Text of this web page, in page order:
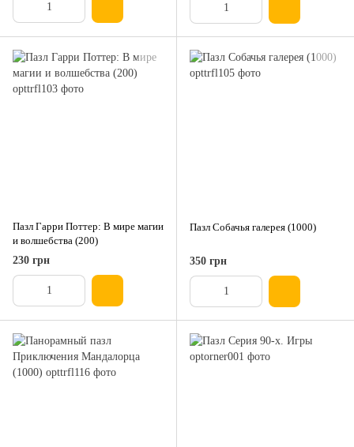
Пазл Гарри Поттер: В мире магии
и волшебства (200)
230 грн
Пазл Собачья галерея (1000)
350 грн